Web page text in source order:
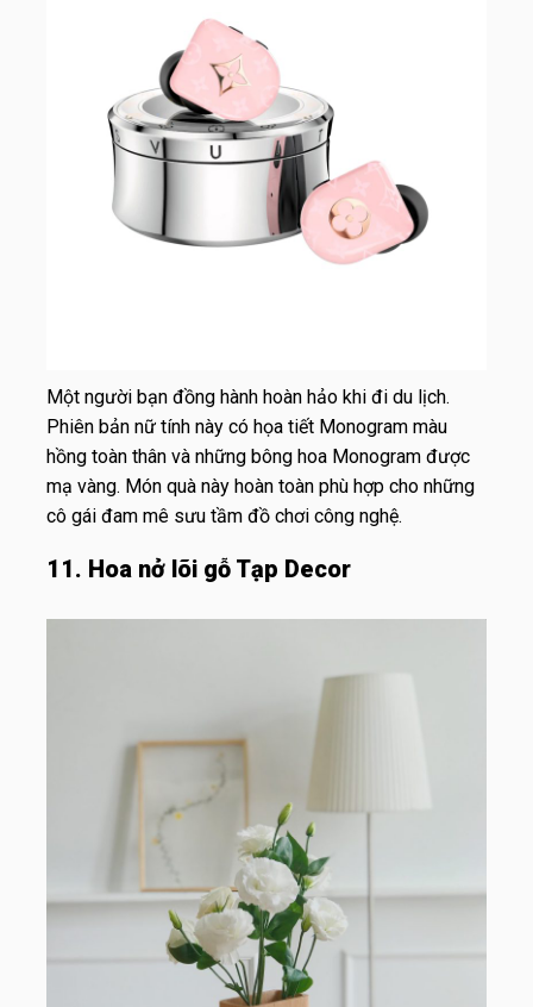
Một người bạn đồng hành hoàn hảo khi đi du lịch.
Phiên bản nữ tính này có họa tiết Monogram màu
hồng toàn thân và những bông hoa Monogram được
mạ vàng. Món quà này hoàn toàn phù hợp cho những
cô gái đam mê sưu tầm đồ chơi công nghệ.
11. Hoa nở lõi gỗ Tạp Decor